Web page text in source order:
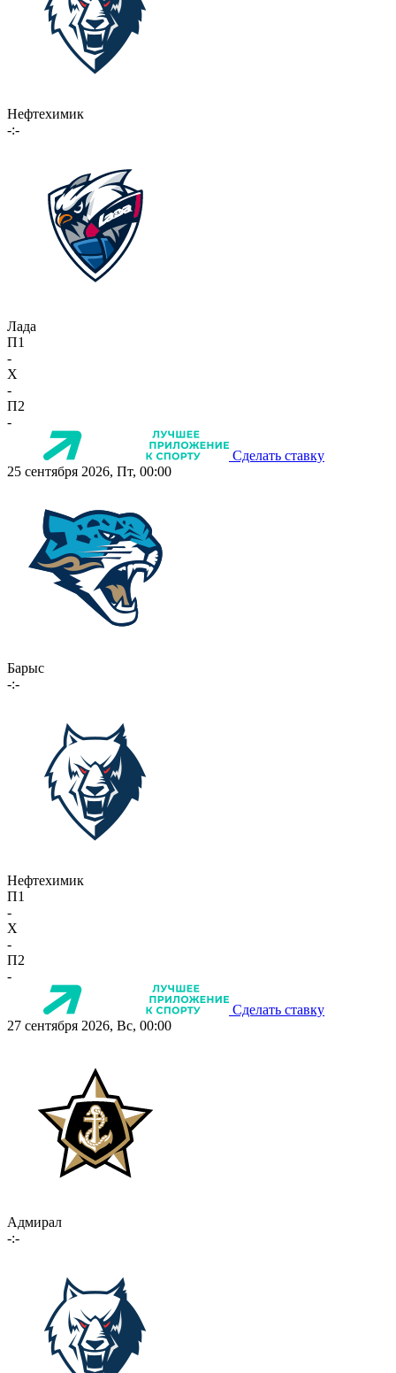
Нефтехимик
-:-
Лада
П1
-
X
-
П2
-
Сделать ставку
25 сентября 2026, Пт, 00:00
Барыс
-:-
Нефтехимик
П1
-
X
-
П2
-
Сделать ставку
27 сентября 2026, Вс, 00:00
Адмирал
-:-